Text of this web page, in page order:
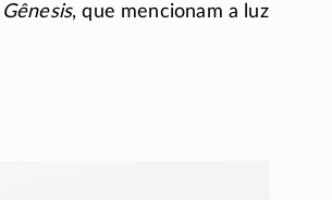
Gênesis, que mencionam a luz